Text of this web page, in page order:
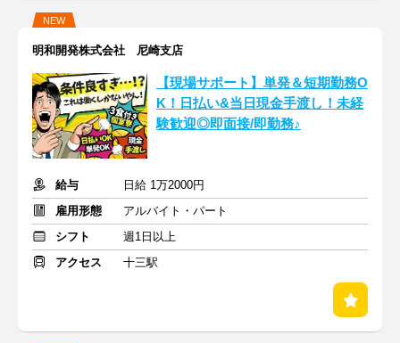
NEW
明和開発株式会社 尼崎支店
【現場サポート】単発＆短期勤務O
K！日払い&当日現金手渡し！未経
験歓迎◎即面接/即勤務♪
給与
日給 1万2000円
雇用形態
アルバイト・パート
シフト
週1日以上
アクセス
十三駅